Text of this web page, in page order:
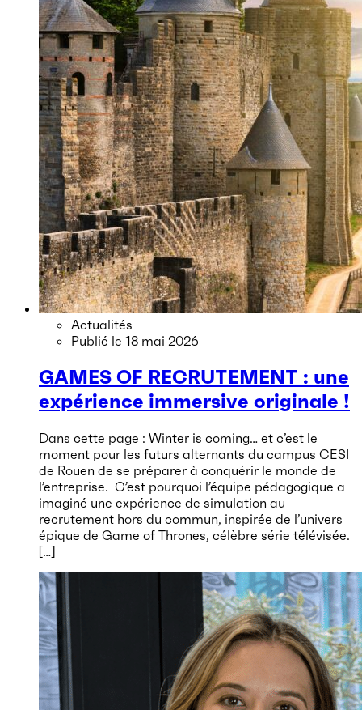
Actualités
Publié le 18 mai 2026
GAMES OF RECRUTEMENT : une
expérience immersive originale !
Dans cette page : Winter is coming… et c’est le
moment pour les futurs alternants du campus CESI
de Rouen de se préparer à conquérir le monde de
l’entreprise. C’est pourquoi l’équipe pédagogique a
imaginé une expérience de simulation au
recrutement hors du commun, inspirée de l’univers
épique de Game of Thrones, célèbre série télévisée.
[…]